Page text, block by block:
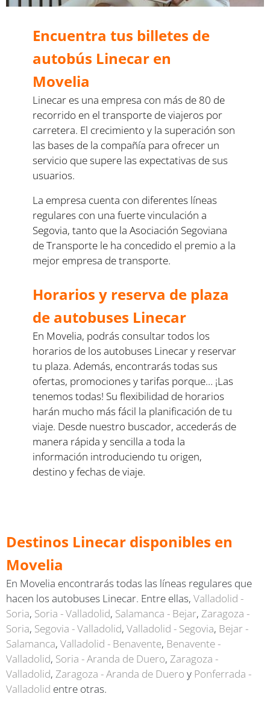
Encuentra tus billetes de
autobús Linecar en
Movelia
Linecar es una empresa con más de 80 de
recorrido en el transporte de viajeros por
carretera. El crecimiento y la superación son
las bases de la compañía para ofrecer un
servicio que supere las expectativas de sus
usuarios.
La empresa cuenta con diferentes líneas
regulares con una fuerte vinculación a
Segovia, tanto que la Asociación Segoviana
de Transporte le ha concedido el premio a la
mejor empresa de transporte.
Horarios y reserva de plaza
de autobuses Linecar
En Movelia, podrás consultar todos los
horarios de los autobuses Linecar y reservar
tu plaza. Además, encontrarás todas sus
ofertas, promociones y tarifas porque… ¡Las
tenemos todas! Su flexibilidad de horarios
harán mucho más fácil la planificación de tu
viaje. Desde nuestro buscador, accederás de
manera rápida y sencilla a toda la
información introduciendo tu origen,
destino y fechas de viaje.
Destinos Linecar disponibles en
Movelia
En Movelia encontrarás todas las líneas regulares que
hacen los autobuses Linecar. Entre ellas, Valladolid -
Soria, Soria - Valladolid, Salamanca - Bejar, Zaragoza -
Soria, Segovia - Valladolid, Valladolid - Segovia, Bejar -
Salamanca, Valladolid - Benavente, Benavente -
Valladolid, Soria - Aranda de Duero, Zaragoza -
Valladolid, Zaragoza - Aranda de Duero y Ponferrada -
Valladolid entre otras.